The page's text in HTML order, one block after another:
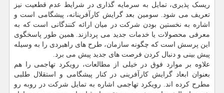
ریسک پذیری، تمایل به سرمایه گذاری در شرایط عدم قطعیت نیز
تعریف می شود. سومین بعد گرایش کارآفرینانه، پیشگامی است و
اشاره به نخستین بودن شرکت در میان ارائه کنندگانی است که به
معرفی محصولات یا خدمات جدید می پردازند. همین طور پاسخگوی
این پرسش است که چگونه سازمان، طرح های راهبردی را به وسیله
پیش بینی و دنبال کردن فرصت های جدید پیش می برد.
علاوه بر موارد فوق در خیلی از مطالعات، رویکرد تهاجمی را هم
بعنوان ابعاد گرایش کارآفرینی در کنار پیشگامی و استقلال طلبی
مطرح کرده اند. رویکرد تهاجمی اشاره به تمایل شرکت در روبه رو